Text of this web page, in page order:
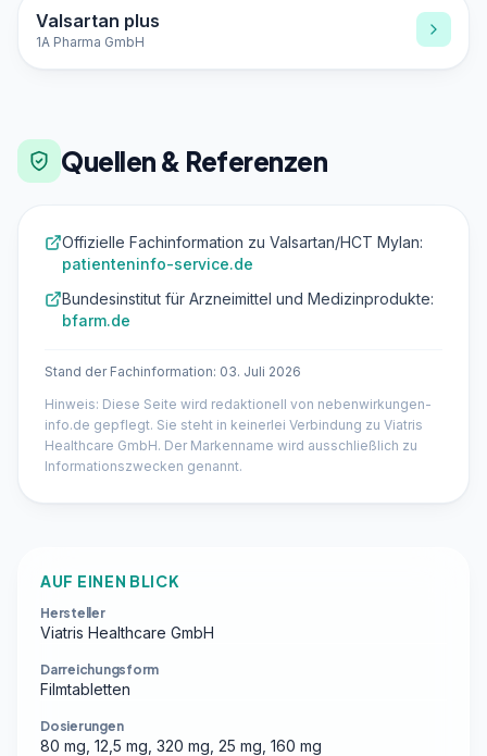
Valsartan plus
1A Pharma GmbH
Quellen & Referenzen
Offizielle Fachinformation zu Valsartan/HCT Mylan:
patienteninfo-service.de
Bundesinstitut für Arzneimittel und Medizinprodukte:
bfarm.de
Stand der Fachinformation: 03. Juli 2026
Hinweis: Diese Seite wird redaktionell von nebenwirkungen-
info.de gepflegt. Sie steht in keinerlei Verbindung zu Viatris
Healthcare GmbH. Der Markenname wird ausschließlich zu
Informationszwecken genannt.
AUF EINEN BLICK
Hersteller
Viatris Healthcare GmbH
Darreichungsform
Filmtabletten
Dosierungen
80 mg, 12,5 mg, 320 mg, 25 mg, 160 mg